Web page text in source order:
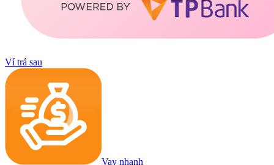
Ví trả sau
Vay nhanh